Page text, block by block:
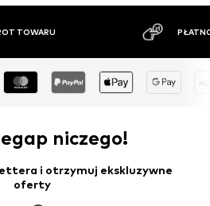
TOWARU
niczego!
i otrzymuj ekskluzywne
oferty